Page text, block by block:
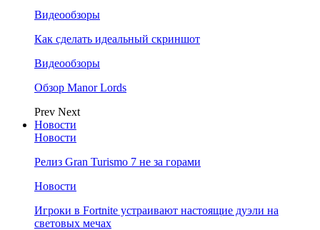
Видеообзоры
Как сделать идеальный скриншот
Видеообзоры
Обзор Manor Lords
Prev Next
Новости
Новости
Релиз Gran Turismo 7 не за горами
Новости
Игроки в Fortnite устраивают настоящие дуэли на
световых мечах